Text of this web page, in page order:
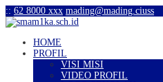
:: 62 8000 xxx mading@mading.ciuss
HOME
PROFIL
VISI MISI
VIDEO PROFIL